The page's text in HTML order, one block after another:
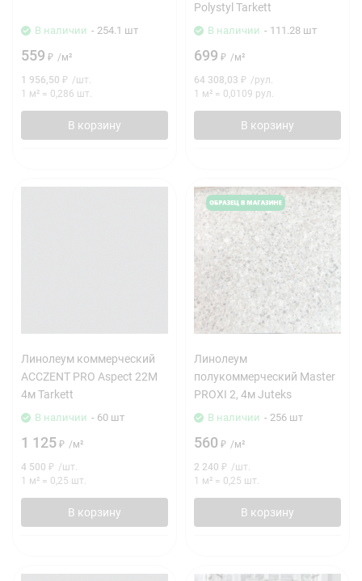
В наличии - 254.1 шт
559 ₽ /м²
1 956,50 ₽ /шт.
1 м² = 0,286 шт.
В корзину
Polystyl Tarkett
В наличии - 111.28 шт
699 ₽ /м²
64 308,03 ₽ /рул.
1 м² = 0,0109 рул.
В корзину
Линолеум коммерческий
ACCZENT PRO Aspect 22M
4м Tarkett
В наличии - 60 шт
1 125 ₽ /м²
4 500 ₽ /шт.
1 м² = 0,25 шт.
В корзину
Линолеум
полукоммерческий Master
PROXI 2, 4м Juteks
В наличии - 256 шт
560 ₽ /м²
2 240 ₽ /шт.
1 м² = 0,25 шт.
В корзину